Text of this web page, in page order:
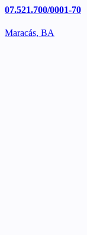
07.521.700/0001-70
Maracás, BA